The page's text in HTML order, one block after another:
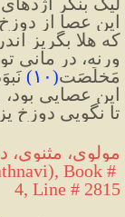
این عصا از
که هلا بگریز
ورنه، در مانی
مَخلَصَت(۱۰)
این عصایی
تا نگویی دوزخِ
مولوی، مثنوی،
Book #
4, Line # 2815